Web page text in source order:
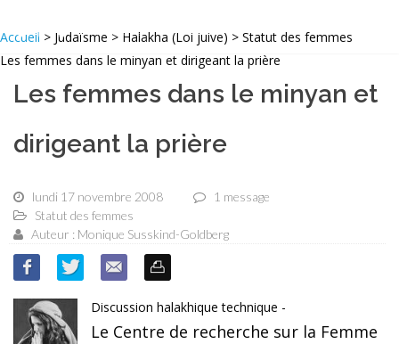
Accueil > Judaïsme > Halakha (Loi juive) > Statut des femmes
Les femmes dans le minyan et dirigeant la prière
Les femmes dans le minyan et
dirigeant la prière
lundi 17 novembre 2008
1 message
Statut des femmes
Auteur : Monique Susskind-Goldberg
Discussion halakhique technique -
Le Centre de recherche sur la Femme